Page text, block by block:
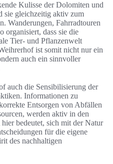
Kulisse der Dolomiten und
sie gleichzeitig aktiv zum
Wanderungen, Fahrradtouren
organisiert, dass sie die
Tier- und Pflanzenwelt
ist somit nicht nur ein
auch ein sinnvoller
auch die Sensibilisierung der
Informationen zu
Entsorgen von Abfällen
werden aktiv in den
bedeutet, sich mit der Natur
für die eigene
des nachhaltigen